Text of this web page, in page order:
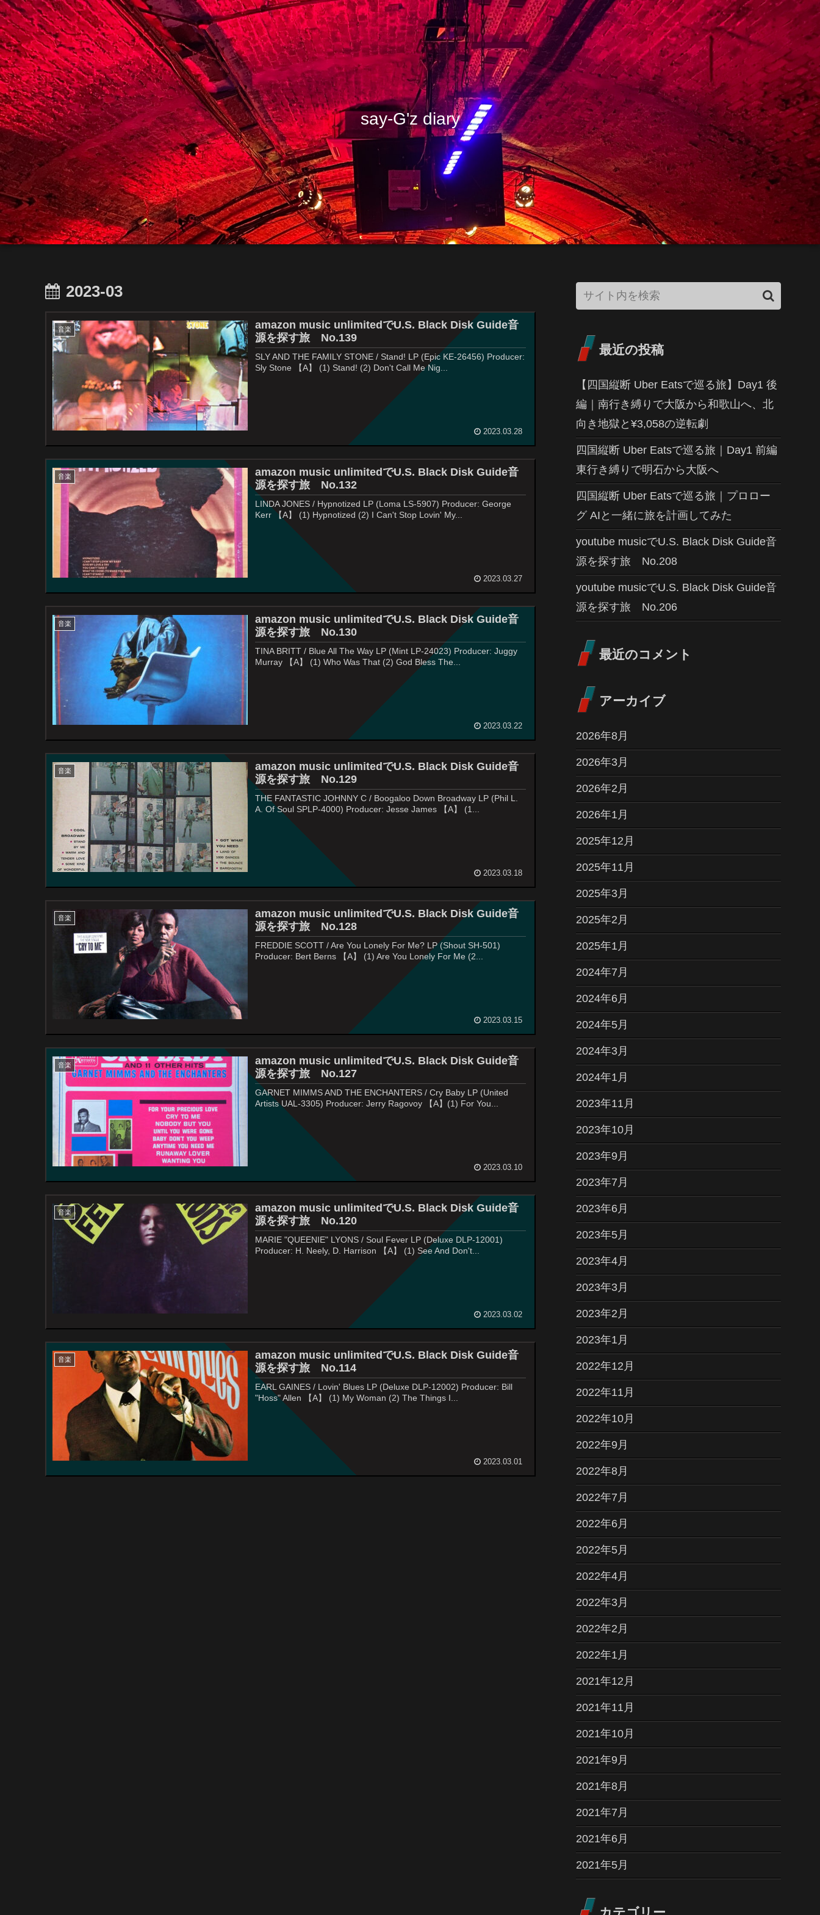
say-G'z diary
2023-03
音楽
amazon music unlimitedでU.S. Black Disk Guide音
源を探す旅 No.139
SLY AND THE FAMILY STONE / Stand! LP (Epic KE-26456) Producer:
Sly Stone 【A】 (1) Stand! (2) Don't Call Me Nig...
2023.03.28
音楽
amazon music unlimitedでU.S. Black Disk Guide音
源を探す旅 No.132
LINDA JONES / Hypnotized LP (Loma LS-5907) Producer: George
Kerr 【A】 (1) Hypnotized (2) I Can't Stop Lovin' My...
2023.03.27
音楽
amazon music unlimitedでU.S. Black Disk Guide音
源を探す旅 No.130
TINA BRITT / Blue All The Way LP (Mint LP-24023) Producer: Juggy
Murray 【A】 (1) Who Was That (2) God Bless The...
2023.03.22
音楽
amazon music unlimitedでU.S. Black Disk Guide音
源を探す旅 No.129
THE FANTASTIC JOHNNY C / Boogaloo Down Broadway LP (Phil L.
A. Of Soul SPLP-4000) Producer: Jesse James 【A】 (1...
2023.03.18
音楽
amazon music unlimitedでU.S. Black Disk Guide音
源を探す旅 No.128
FREDDIE SCOTT / Are You Lonely For Me? LP (Shout SH-501)
Producer: Bert Berns 【A】 (1) Are You Lonely For Me (2...
2023.03.15
音楽
amazon music unlimitedでU.S. Black Disk Guide音
源を探す旅 No.127
GARNET MIMMS AND THE ENCHANTERS / Cry Baby LP (United
Artists UAL-3305) Producer: Jerry Ragovoy 【A】(1) For You...
2023.03.10
音楽
amazon music unlimitedでU.S. Black Disk Guide音
源を探す旅 No.120
MARIE "QUEENIE" LYONS / Soul Fever LP (Deluxe DLP-12001)
Producer: H. Neely, D. Harrison 【A】 (1) See And Don't...
2023.03.02
音楽
amazon music unlimitedでU.S. Black Disk Guide音
源を探す旅 No.114
EARL GAINES / Lovin' Blues LP (Deluxe DLP-12002) Producer: Bill
"Hoss" Allen 【A】 (1) My Woman (2) The Things I...
2023.03.01
最近の投稿
【四国縦断 Uber Eatsで巡る旅】Day1 後
編｜南行き縛りで大阪から和歌山へ、北
向き地獄と¥3,058の逆転劇
四国縦断 Uber Eatsで巡る旅｜Day1 前編
東行き縛りで明石から大阪へ
四国縦断 Uber Eatsで巡る旅｜プロロー
グ AIと一緒に旅を計画してみた
youtube musicでU.S. Black Disk Guide音
源を探す旅 No.208
youtube musicでU.S. Black Disk Guide音
源を探す旅 No.206
最近のコメント
アーカイブ
2026年8月
2026年3月
2026年2月
2026年1月
2025年12月
2025年11月
2025年3月
2025年2月
2025年1月
2024年7月
2024年6月
2024年5月
2024年3月
2024年1月
2023年11月
2023年10月
2023年9月
2023年7月
2023年6月
2023年5月
2023年4月
2023年3月
2023年2月
2023年1月
2022年12月
2022年11月
2022年10月
2022年9月
2022年8月
2022年7月
2022年6月
2022年5月
2022年4月
2022年3月
2022年2月
2022年1月
2021年12月
2021年11月
2021年10月
2021年9月
2021年8月
2021年7月
2021年6月
2021年5月